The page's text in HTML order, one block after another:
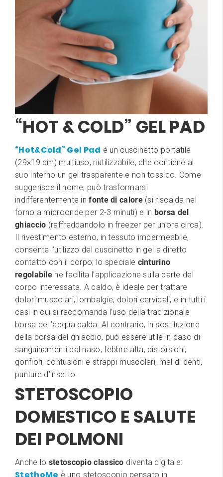
“HOT & COLD” GEL PAD
“Hot&Cold” Gel Pad è un cuscinetto portatile
(29×19 cm) multiuso, riutilizzabile, che contiene al
suo interno un gel trasparente e non tossico. Come
suggerisce il nome, può trasformarsi
indifferentemente infonte di calore(si riscalda nel
forno a microonde per 2-3 minuti) e in borsa del
ghiaccio (raffreddandolo in freezer per un’ora circa).
Il rivestimento esterno, in tessuto impermeabile,
consente l’utilizzo del cuscinetto in gel a diretto
contatto con il corpo; lo speciale cinturino
regolabile ne facilita l’applicazione sulla parte del
corpo interessata. A caldo, è ideale per trattare
dolori muscolari, lombalgie, dolori cervicali, e in tutti i
casi in cui si raccomanda l’uso della tradizionale
borsa dell’acqua calda. Al contrario, in sostituzione
della borsa del ghiaccio, può essere utile in caso di
sanguinamenti dal naso, febbre alta, distorsioni,
gonfiori, contusioni e strappi muscolari, mal di denti,
punture d’insetto.
STETOSCOPIO
DOMESTICO E SALUTE
DEI POLMONI
Anche lo stetoscopio classico diventa digitale:
StethoMe è uno stetoscopio pensato in